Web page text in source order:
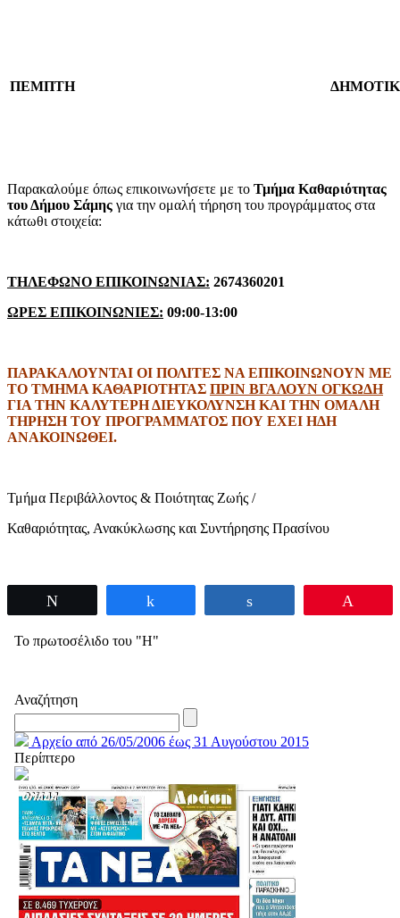
ΠΕΜΠΤΗ
Παρακαλούμε όπως επικοινωνήσετε με το Τμήμα Καθαριότητας
του Δήμου Σάμης για την ομαλή τήρηση του προγράμματος στα
κάτωθι στοιχεία:
ΤΗΛΕΦΩΝΟ ΕΠΙΚΟΙΝΩΝΙΑΣ: 2674360201
ΩΡΕΣ ΕΠΙΚΟΙΝΩΝΙΕΣ: 09:00-13:00
ΠΑΡΑΚΑΛΟΥΝΤΑΙ ΟΙ ΠΟΛΙΤΕΣ ΝΑ ΕΠΙΚΟΙΝΩΝΟΥΝ ΜΕ
ΤΟ ΤΜΗΜΑ ΚΑΘΑΡΙΟΤΗΤΑΣ ΠΡΙΝ ΒΓΑΛΟΥΝ ΟΓΚΩΔΗ
ΓΙΑ ΤΗΝ ΚΑΛΥΤΕΡΗ ΔΙΕΥΚΟΛΥΝΣΗ ΚΑΙ ΤΗΝ ΟΜΑΛΗ
ΤΗΡΗΣΗ ΤΟΥ ΠΡΟΓΡΑΜΜΑΤΟΣ ΠΟΥ ΕΧΕΙ ΗΔΗ
ΑΝΑΚΟΙΝΩΘΕΙ.
Τμήμα Περιβάλλοντος & Ποιότητας Ζωής /
Καθαριότητας, Ανακύκλωσης και Συντήρησης Πρασίνου
Το πρωτοσέλιδο του "Η"
Αναζήτηση
Αρχείο από 26/05/2006 έως 31 Αυγούστου 2015
Περίπτερο